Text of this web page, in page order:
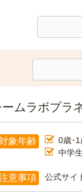
ームラボプラ
象年齢 0歳･
中学
意事項 公式サイ